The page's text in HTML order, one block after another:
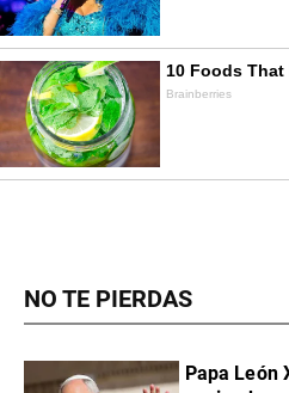
NO TE PIERDAS
Papa León